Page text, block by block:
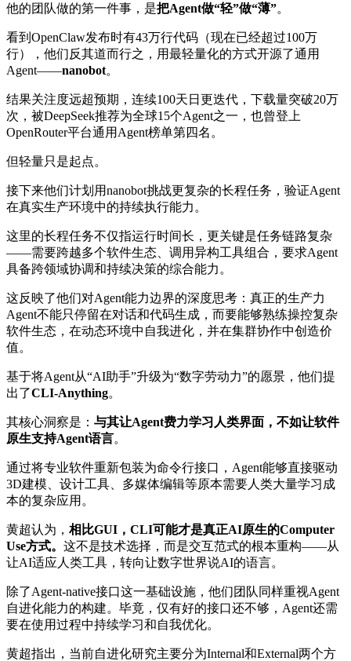
他的团队做的第一件事，是把Agent做“轻”做“薄”。
看到OpenClaw发布时有43万行代码（现在已经超过100万
行），他们反其道而行之，用最轻量化的方式开源了通用
Agent——nanobot。
结果关注度远超预期，连续100天日更迭代，下载量突破20万
次，被DeepSeek推荐为全球15个Agent之一，也曾登上
OpenRouter平台通用Agent榜单第四名。
但轻量只是起点。
接下来他们计划用nanobot挑战更复杂的长程任务，验证Agent
在真实生产环境中的持续执行能力。
这里的长程任务不仅指运行时间长，更关键是任务链路复杂
——需要跨越多个软件生态、调用异构工具组合，要求Agent
具备跨领域协调和持续决策的综合能力。
这反映了他们对Agent能力边界的深度思考：真正的生产力
Agent不能只停留在对话和代码生成，而要能够熟练操控复杂
软件生态，在动态环境中自我进化，并在集群协作中创造价
值。
基于将Agent从“AI助手”升级为“数字劳动力”的愿景，他们提
出了CLI-Anything。
其核心洞察是： 与其让Agent费力学习人类界面，不如让软件
原生支持Agent语言。
通过将专业软件重新包装为命令行接口，Agent能够直接驱动
3D建模、设计工具、多媒体编辑等原本需要人类大量学习成
本的复杂应用。
黄超认为， 相比GUI，CLI可能才是真正AI原生的Computer
Use方式。 这不是技术选择，而是交互范式的根本重构——从
让AI适应人类工具，转向让数字世界说AI的语言。
除了Agent-native接口这一基础设施，他们团队同样重视Agent
自进化能力的构建。毕竟，仅有好的接口还不够，Agent还需
要在使用过程中持续学习和自我优化。
黄超指出，当前自进化研究主要分为Internal和External两个方